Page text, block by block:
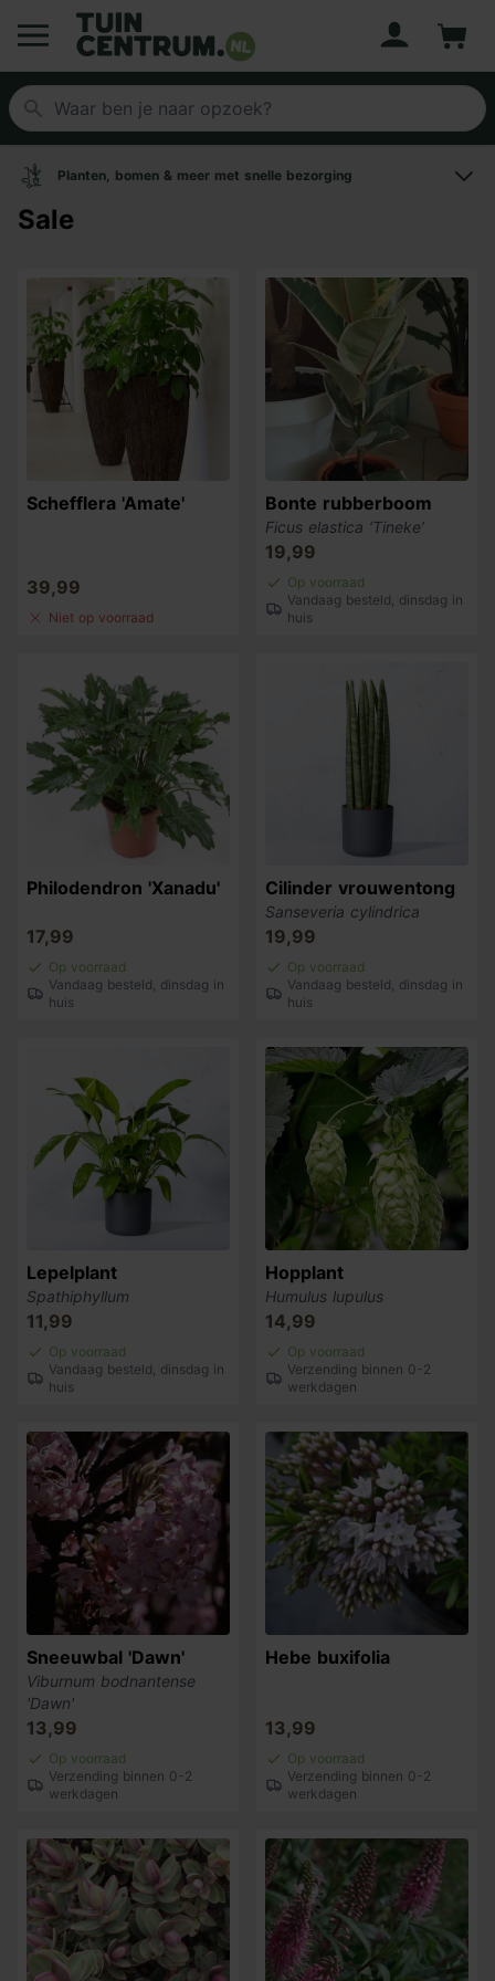
Logo Tuincentrum.nl
Planten, bomen & meer met snelle bezorging
Sale
Schefflera 'Amate'
39,99
Niet op voorraad
Bonte rubberboom
Ficus elastica ‘Tineke’
19,99
Op voorraad
Vandaag besteld, dinsdag in
huis
Philodendron 'Xanadu'
17,99
Op voorraad
Vandaag besteld, dinsdag in
huis
Cilinder vrouwentong
Sanseveria cylindrica
19,99
Op voorraad
Vandaag besteld, dinsdag in
huis
Lepelplant
Spathiphyllum
11,99
Op voorraad
Vandaag besteld, dinsdag in
huis
Hopplant
Humulus lupulus
14,99
Op voorraad
Verzending binnen 0-2
werkdagen
Sneeuwbal 'Dawn'
Viburnum bodnantense
'Dawn'
13,99
Op voorraad
Verzending binnen 0-2
werkdagen
Hebe buxifolia
13,99
Op voorraad
Verzending binnen 0-2
werkdagen